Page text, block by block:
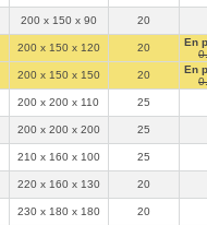
200 x 150 x 90 20
200 x 150 x 120 20
En
200 x 150 x 150 20
En
200 x 200 x 110 25
200 x 200 x 200 25
210 x 160 x 100 25
220 x 160 x 130 20
230 x 180 x 180 20